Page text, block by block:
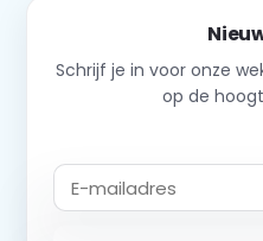
Schrijf je in voor onze
op de